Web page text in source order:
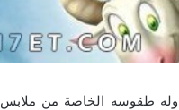
وله طقوسه الخاصة من ملابس